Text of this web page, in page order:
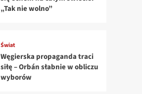
„Tak nie wolno”
Świat
Węgierska propaganda traci
siłę – Orbán słabnie w obliczu
wyborów